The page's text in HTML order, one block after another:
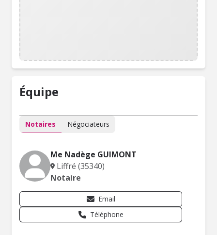
Équipe
Notaires Négociateurs
Me Nadège GUIMONT
Liffré (35340)
Notaire
Email
Téléphone